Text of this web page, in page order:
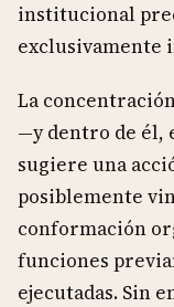
institucional
exclusivamente
La
—y dentro de él,
sugiere una
posiblemente
conformación
funciones
ejecutadas. Sin